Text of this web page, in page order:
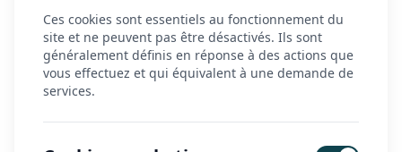
Ces cookies sont essentiels au fonctionnement du
site et ne peuvent pas être désactivés. Ils sont
généralement définis en réponse à des actions que
vous effectuez et qui équivalent à une demande de
services.